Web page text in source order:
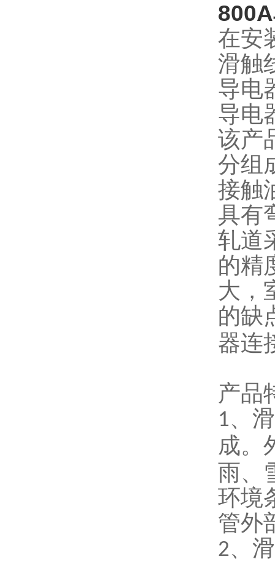
在安
滑触
导电
导电
该产
分组
接触
具有
轧道
的精
大，
的缺
器连
产品
1、
成。
雨、
环境
管外
2、